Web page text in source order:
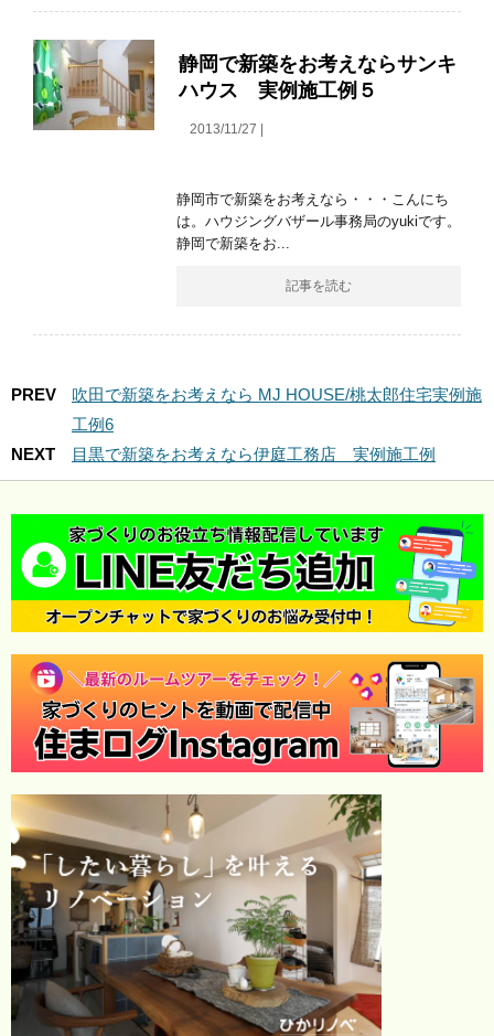
静岡で新築をお考えならサンキ
ハウス 実例施工例５
2013/11/27 |
静岡市で新築をお考えなら・・・こんにち
は。ハウジングバザール事務局のyukiです。
静岡で新築をお...
記事を読む
PREV
吹田で新築をお考えなら MJ HOUSE/桃太郎住宅実例施
工例6
NEXT
目黒で新築をお考えなら伊庭工務店 実例施工例